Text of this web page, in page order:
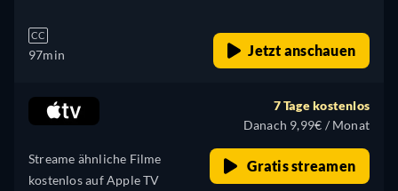
CC
97min Jetzt anschauen
Streame ähnliche Filme
kostenlos auf Apple TV
7 Tage kostenlos
Danach 9,99€ / Monat
Gratis streamen